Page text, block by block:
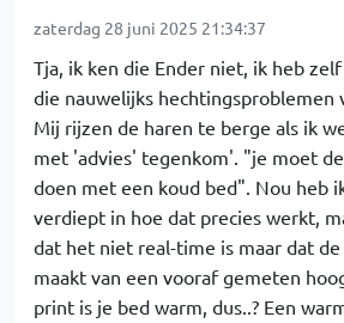
zaterdag 28 juni 2025 21:34:37
Tja, ik ken die Ender niet, ik heb
die nauwelijks hechtingsproblemen
Mij rijzen de haren te berge als ik
met 'advies' tegenkom'. "je moet
doen met een koud bed". Nou heb
verdiept in hoe dat precies werkt,
dat het niet real-time is maar dat
maakt van een vooraf gemeten
print is je bed warm, dus..? Een